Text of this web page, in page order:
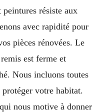
résiste aux
avec rapidité pour
pièces rénovées. Le
est ferme et
Nous incluons toutes
votre habitat.
nous motive à donner